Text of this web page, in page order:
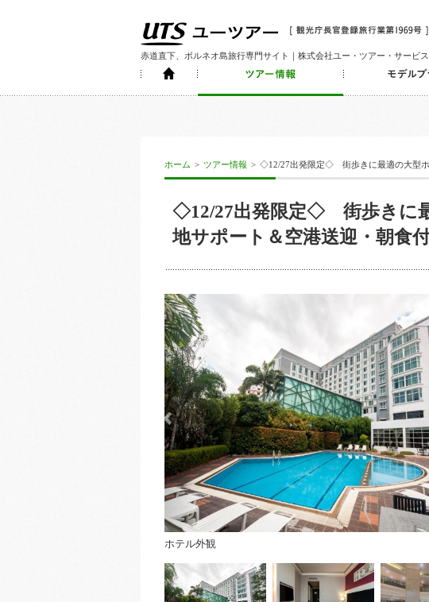
赤道直下、ボルネオ島旅行専門サイト｜株式会社ユー・ツアー・サービス
ホーム > ツアー情報 > ◇12/27出発限定◇ 街歩きに最適の大型
◇12/27出発限定◇ 街歩きに
地サポート＆空港送迎・朝
ホテル外観